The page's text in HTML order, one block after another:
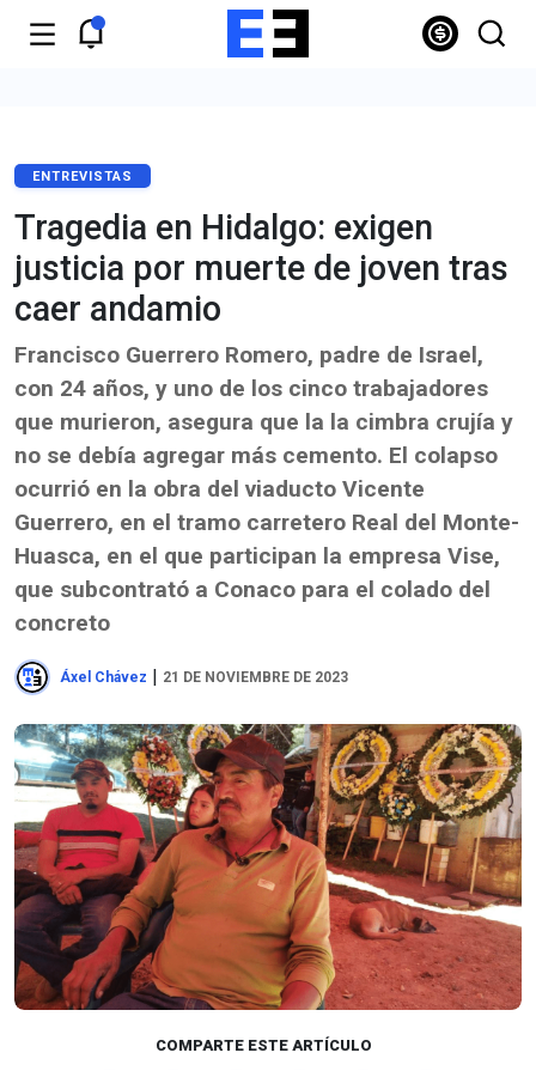
ENTREVISTAS
Tragedia en Hidalgo: exigen
justicia por muerte de joven tras
caer andamio
Francisco Guerrero Romero, padre de Israel,
con 24 años, y uno de los cinco trabajadores
que murieron, asegura que la la cimbra crujía y
no se debía agregar más cemento. El colapso
ocurrió en la obra del viaducto Vicente
Guerrero, en el tramo carretero Real del Monte-
Huasca, en el que participan la empresa Vise,
que subcontrató a Conaco para el colado del
concreto
Áxel Chávez | 21 DE NOVIEMBRE DE 2023
COMPARTE ESTE ARTÍCULO